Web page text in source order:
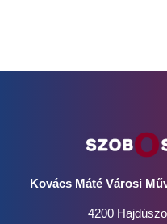
Kovács Máté Városi
4200